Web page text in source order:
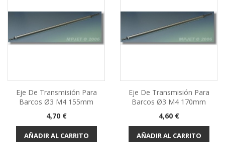
Eje De Transmisión Para
Barcos Ø3 M4 155mm
Precio
4,70 €
AÑADIR AL CARRITO
Eje De Transmisión Para
Barcos Ø3 M4 170mm
Precio
4,60 €
AÑADIR AL CARRITO